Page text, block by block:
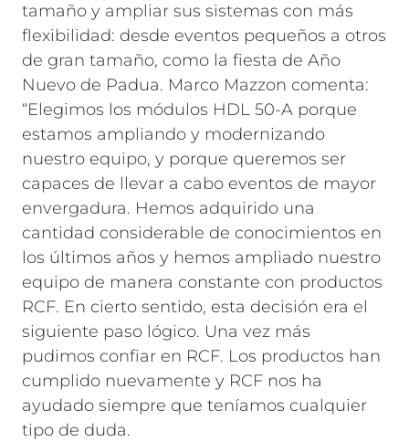
tamaño y ampliar sus sistemas con más
flexibilidad: desde eventos pequeños a otros
de gran tamaño, como la fiesta de Año
Nuevo de Padua. Marco Mazzon comenta:
“Elegimos los módulos HDL 50-A porque
estamos ampliando y modernizando
nuestro equipo, y porque queremos ser
capaces de llevar a cabo eventos de mayor
envergadura. Hemos adquirido una
cantidad considerable de conocimientos en
los últimos años y hemos ampliado nuestro
equipo de manera constante con productos
RCF. En cierto sentido, esta decisión era el
siguiente paso lógico. Una vez más
pudimos confiar en RCF. Los productos han
cumplido nuevamente y RCF nos ha
ayudado siempre que teníamos cualquier
tipo de duda.